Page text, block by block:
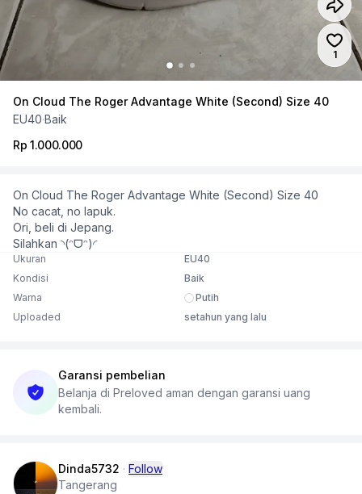
1
On Cloud The Roger Advantage White (Second) Size 40
EU40·Baik
Rp 1.000.000
On Cloud The Roger Advantage White (Second) Size 40
No cacat, no lapuk.
Ori, beli di Jepang.
Silahkan ◝(ᵔᗜᵔ)◜
Ukuran
EU40
Kondisi
Baik
Warna
Putih
Uploaded
setahun yang lalu
Garansi pembelian
Belanja di Preloved aman dengan garansi uang
kembali.
Dinda5732 · Follow
Tangerang